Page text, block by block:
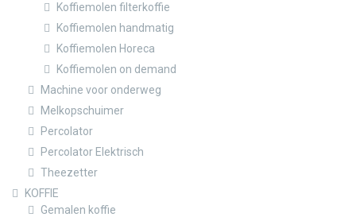
Koffiemolen filterkoffie
Koffiemolen handmatig
Koffiemolen Horeca
Koffiemolen on demand
Machine voor onderweg
Melkopschuimer
Percolator
Percolator Elektrisch
Theezetter
KOFFIE
Gemalen koffie